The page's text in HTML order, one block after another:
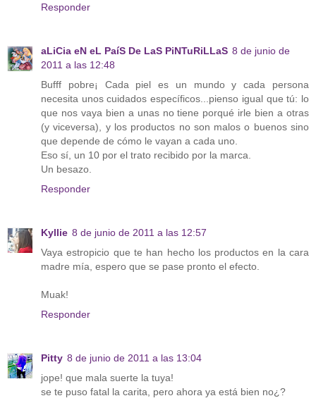
Responder
aLiCia eN eL PaíS De LaS PiNTuRiLLaS 8 de junio de
2011 a las 12:48
Bufff pobre¡ Cada piel es un mundo y cada persona
necesita unos cuidados específicos...pienso igual que tú: lo
que nos vaya bien a unas no tiene porqué irle bien a otras
(y viceversa), y los productos no son malos o buenos sino
que depende de cómo le vayan a cada uno.
Eso sí, un 10 por el trato recibido por la marca.
Un besazo.
Responder
Kyllie 8 de junio de 2011 a las 12:57
Vaya estropicio que te han hecho los productos en la cara
madre mía, espero que se pase pronto el efecto.
Muak!
Responder
Pitty 8 de junio de 2011 a las 13:04
jope! que mala suerte la tuya!
se te puso fatal la carita, pero ahora ya está bien no¿?